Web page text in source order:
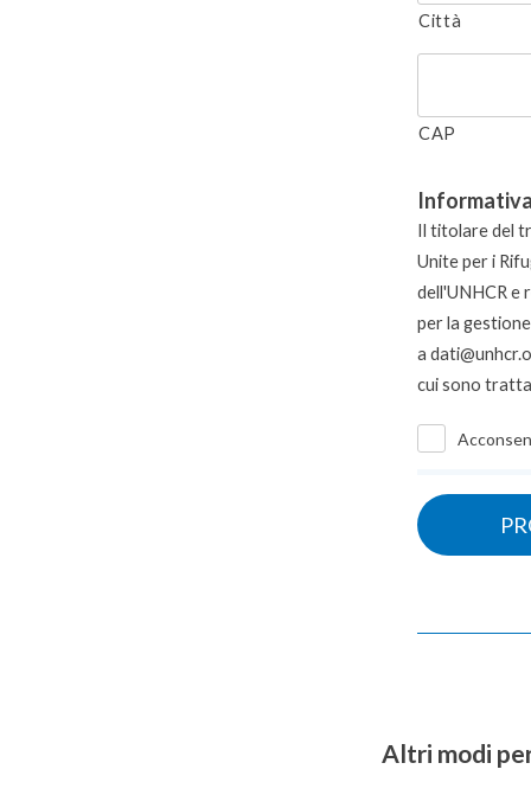
Città
CAP
Il titolare del
Unite per i
dell'UNHCR e
per la
a
cui sono
Altri modi